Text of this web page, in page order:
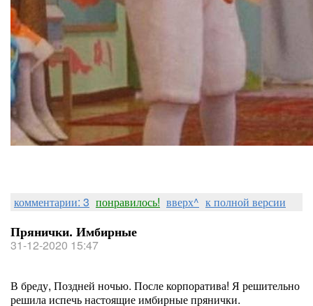
комментарии: 3 понравилось! вверх^ к полной версии
Прянички. Имбирные
31-12-2020 15:47
В бреду, Поздней ночью. После корпоратива! Я решительно
решила испечь настоящие имбирные прянички.